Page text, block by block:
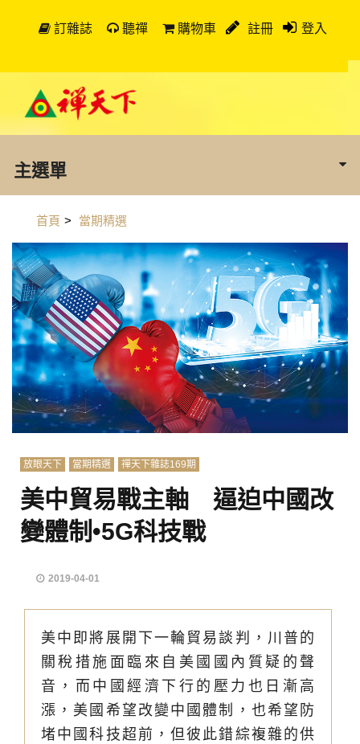
訂雜誌 聽禪 購物車 註冊 登入
主選單
首頁 > 當期精選
放眼天下 當期精選 禪天下雜誌169期
美中貿易戰主軸 逼迫中國改
變體制•5G科技戰
2019-04-01
美中即將展開下一輪貿易談判，川普的
關稅措施面臨來自美國國內質疑的聲
音，而中國經濟下行的壓力也日漸高
漲，美國希望改變中國體制，也希望防
堵中國科技超前，但彼此錯綜複雜的供